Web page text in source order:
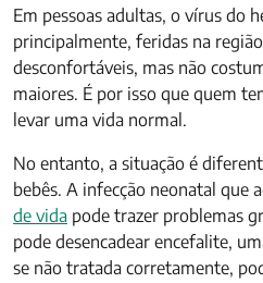
Em pessoas adultas, o vírus do
principalmente, feridas na
desconfortáveis, mas não
maiores. É por isso que quem
levar uma vida normal.
No entanto, a situação é
bebês. A infecção neonatal que
de vida pode trazer problemas
pode desencadear encefalite,
se não tratada corretamente,